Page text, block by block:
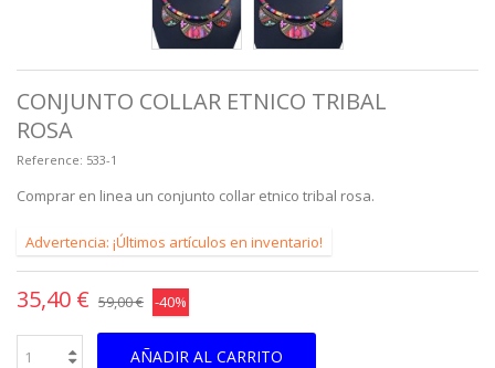
CONJUNTO COLLAR ETNICO TRIBAL
ROSA
Reference: 533-1
Comprar en linea un conjunto collar etnico tribal rosa.
Advertencia: ¡Últimos artículos en inventario!
35,40 € 59,00 € -40%
AÑADIR AL CARRITO